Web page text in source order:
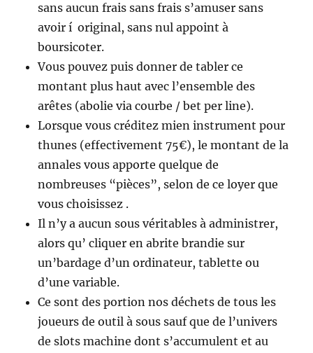
sans aucun frais sans frais s’amuser sans
avoir í original, sans nul appoint à
boursicoter.
Vous pouvez puis donner de tabler ce
montant plus haut avec l’ensemble des
arêtes (abolie via courbe / bet per line).
Lorsque vous créditez mien instrument pour
thunes (effectivement 75€), le montant de la
annales vous apporte quelque de
nombreuses “pièces”, selon de ce loyer que
vous choisissez .
Il n’y a aucun sous véritables à administrer,
alors qu’ cliquer en abrite brandie sur
un’bardage d’un ordinateur, tablette ou
d’une variable.
Ce sont des portion nos déchets de tous les
joueurs de outil à sous sauf que de l’univers
de slots machine dont s’accumulent et au